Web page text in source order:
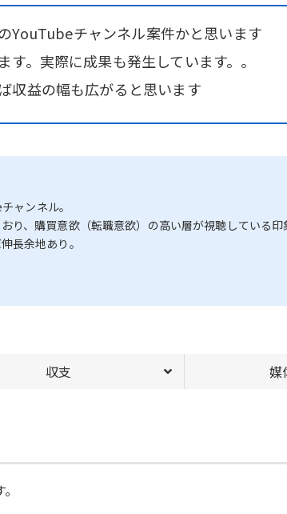
YouTubeチャンネル案件かと思います
。実際に成果も発生しています。。
収益の幅も広がると思います
ャンネル。
、購買意欲（転職意欲）の高い層が視聴している印
長余地あり。
収支 媒